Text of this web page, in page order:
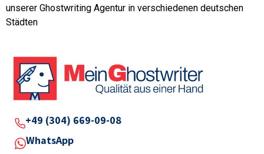
unserer Ghostwriting Agentur in verschiedenen deutschen
Städten
+49 (304) 669-09-08
WhatsApp